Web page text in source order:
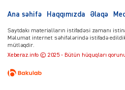
Ana səhifə Haqqımızda Əlaqə
Saytdakı materialların istifadəsi zamanı
Məlumat internet səhifələrində istifadə
mütləqdir.
Xeberaz.info © 2025 - Bütün hüquqları